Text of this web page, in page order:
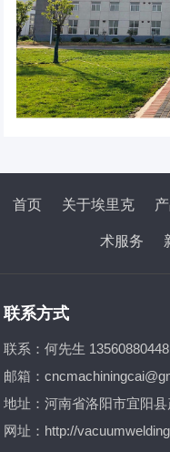
首页 关于埃里克
术服务
联系方式
联系：何先生 13560880448
邮箱：
地址：河南省洛阳市宜阳
网址： http://